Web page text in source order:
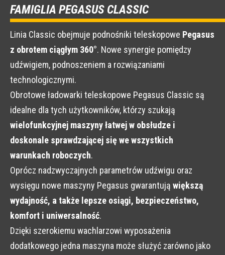
FAMIGLIA PEGASUS CLASSIC
Linia Classic obejmuje podnośniki teleskopowe Pegasus
z obrotem ciągłym 360°. Nowe synergie pomiędzy
udźwigiem, podnoszeniem a rozwiązaniami
technologicznymi.
Obrotowe ładowarki teleskopowe Pegasus Classic są
idealne dla tych użytkowników, którzy szukają
wielofunkcyjnej maszyny łatwej w obsłudze i
doskonale sprawdzającej się we wszystkich
warunkach roboczych.
Oprócz nadzwyczajnych parametrów udźwigu oraz
wysięgu nowe maszyny Pegasus gwarantują większą
wydajność, a także lepsze osiągi, bezpieczeństwo,
komfort i uniwersalność.
Dzięki szerokiemu wachlarzowi wyposażenia
dodatkowego jedna maszyna może służyć zarówno jako